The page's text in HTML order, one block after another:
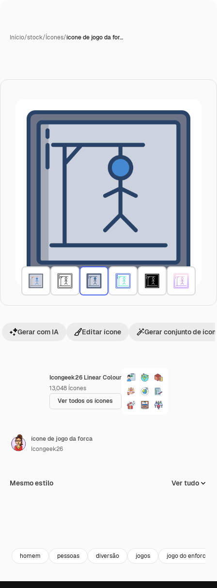
Início/stock/Ícones/ícone de jogo da for…
Icongeek26 Linear Colour
13,048 Ícones
Ver todos os ícones
Gerar com IA Editar ícone Gerar conjunto de
ícone de jogo da forca
Icongeek26
Mesmo estilo Ver tudo
homem pessoas diversão jogos jogo do